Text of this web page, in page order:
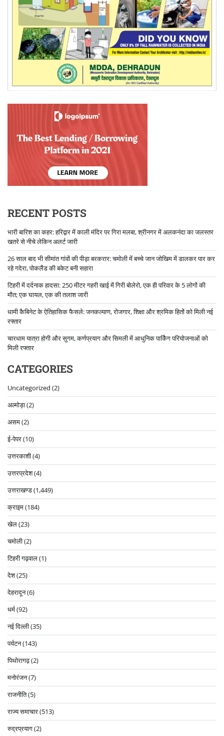
RECENT POSTS
भारी बारिश का कहर: हरिद्वार में काली मंदिर पर गिरा मलबा, श्रीनगर में अलकनंदा का जलस्तर
खतरे से नीचे लेकिन अलर्ट जारी
26 साल बाद भी सीमांत गांवों की पीड़ा बरकरार: चमोली में बच्चे जान जोखिम में डालकर पार कर
रहे गदेरा, पोकलैंड की बकेट बनी सहारा
टिहरी में दर्दनाक हादसा: 250 मीटर गहरी खाई में गिरी बोलेरो, एक ही परिवार के 5 लोगों की
मौत; एक घायल, एक की तलाश जारी
धामी कैबिनेट के ऐतिहासिक फैसले: जनकल्याण, रोजगार, शिक्षा और श्रमिक हितों को मिली नई
रफ्तार
चारधाम यात्रा होगी और सुगम, कर्णप्रयाग और सिमली में आधुनिक पार्किंग परियोजनाओं को
मिली रफ्तार
CATEGORIES
Uncategorized (2)
अल्मोड़ा(2)
असम(2)
ई-पेपर(10)
उत्तरकाशी(4)
उत्तरप्रदेश(4)
उत्तराखण्ड(1,449)
क्राइम(184)
खेल(23)
चमोली(2)
टिहरी गढ़वाल(1)
देश(25)
देहरादून(6)
धर्म(92)
नई दिल्ली(35)
पर्यटन(143)
पिथोरागढ़(2)
मनोरंजन(7)
राजनीति(5)
राज्य समाचार(513)
रुद्रप्रयाग(2)